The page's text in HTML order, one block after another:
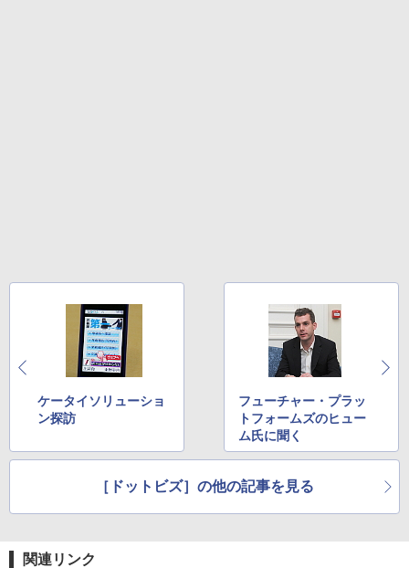
ケータイソリューショ
ン探訪
フューチャー・プラッ
トフォームズのヒュー
ム氏に聞く
［ドットビズ］の他の記事を見る
関連リンク